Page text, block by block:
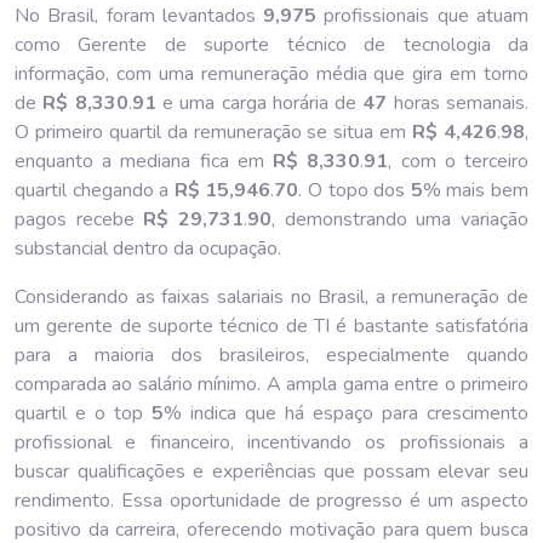
No Brasil, foram levantados 9,975 profissionais que atuam
como Gerente de suporte técnico de tecnologia da
informação, com uma remuneração média que gira em torno
de R$ 8,330.91 e uma carga horária de 47 horas semanais.
O primeiro quartil da remuneração se situa em R$ 4,426.98,
enquanto a mediana fica em R$ 8,330.91, com o terceiro
quartil chegando a R$ 15,946.70. O topo dos 5% mais bem
pagos recebe R$ 29,731.90, demonstrando uma variação
substancial dentro da ocupação.
Considerando as faixas salariais no Brasil, a remuneração de
um gerente de suporte técnico de TI é bastante satisfatória
para a maioria dos brasileiros, especialmente quando
comparada ao salário mínimo. A ampla gama entre o primeiro
quartil e o top 5% indica que há espaço para crescimento
profissional e financeiro, incentivando os profissionais a
buscar qualificações e experiências que possam elevar seu
rendimento. Essa oportunidade de progresso é um aspecto
positivo da carreira, oferecendo motivação para quem busca